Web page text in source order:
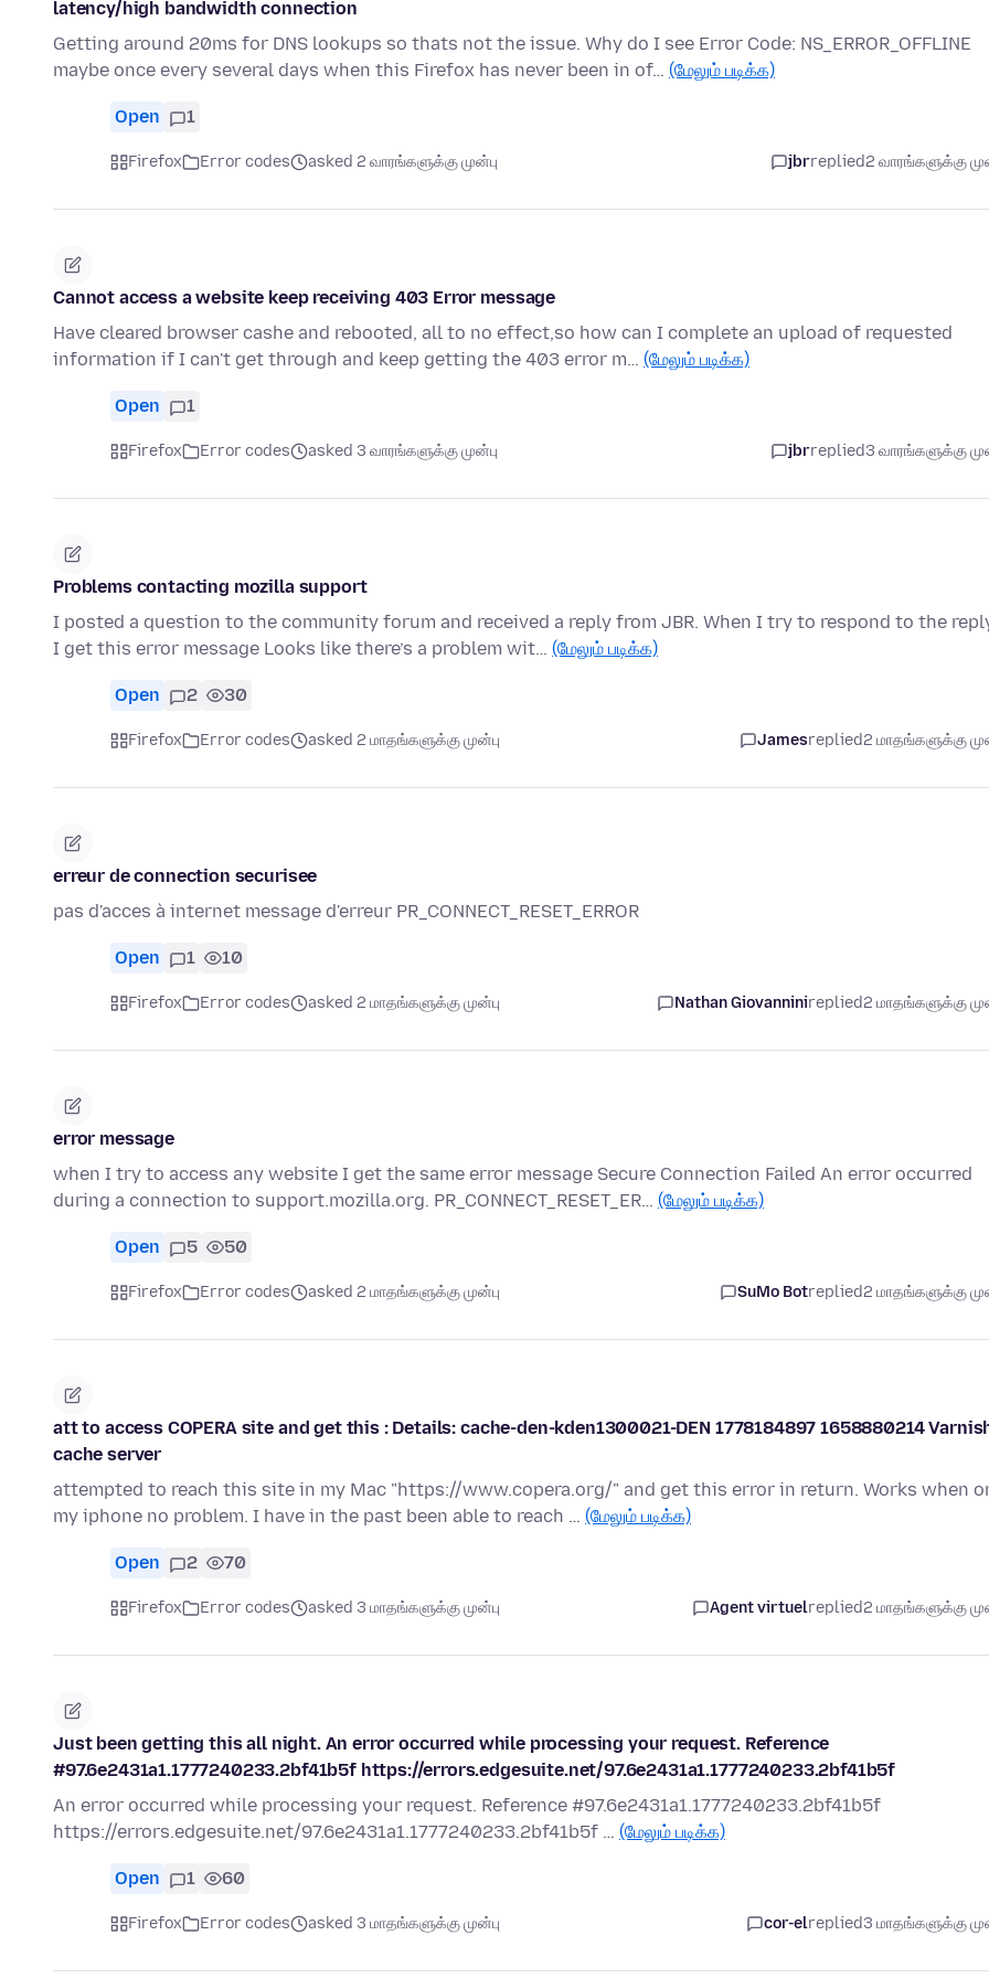
latency/high bandwidth connection
Getting around 20ms for DNS lookups so thats not the issue. Why do I see Error Code: NS_ERROR_OFFLINE
maybe once every several days when this Firefox has never been in of… (மேலும் படிக்க)
Open 1
Firefox Error codes asked 2 வாரங்களுக்கு முன்பு jbrreplied2 வாரங்களுக்கு
Cannot access a website keep receiving 403 Error message
Have cleared browser cashe and rebooted, all to no effect,so how can I complete an upload of requested
information if I can't get through and keep getting the 403 error m… (மேலும் படிக்க)
Open 1
Firefox Error codes asked 3 வாரங்களுக்கு முன்பு jbrreplied3 வாரங்களுக்கு
Problems contacting mozilla support
I posted a question to the community forum and received a reply from JBR. When I try to respond to the
I get this error message Looks like there’s a problem wit… (மேலும் படிக்க)
Open 2 30
Firefox Error codes asked 2 மாதங்களுக்கு முன்பு Jamesreplied2 மாதங்களுக்கு
erreur de connection securisee
pas d'acces à internet message d'erreur PR_CONNECT_RESET_ERROR
Open 1 10
Firefox Error codes asked 2 மாதங்களுக்கு முன்பு Nathan Giovanninireplied2 மாதங்களுக்கு
error message
when I try to access any website I get the same error message Secure Connection Failed An error occurred
during a connection to support.mozilla.org. PR_CONNECT_RESET_ER… (மேலும் படிக்க)
Open 5 50
Firefox Error codes asked 2 மாதங்களுக்கு முன்பு SuMo Botreplied2 மாதங்களுக்கு
att to access COPERA site and get this : Details: cache-den-kden1300021-DEN 1778184897 1658880214
cache server
attempted to reach this site in my Mac "https://www.copera.org/" and get this error in return. Works when
my iphone no problem. I have in the past been able to reach … (மேலும் படிக்க)
Open 2 70
Firefox Error codes asked 3 மாதங்களுக்கு முன்பு Agent virtuelreplied2 மாதங்களுக்கு
Just been getting this all night. An error occurred while processing your request. Reference
#97.6e2431a1.1777240233.2bf41b5f https://errors.edgesuite.net/97.6e2431a1.1777240233.2bf41b5f
An error occurred while processing your request. Reference #97.6e2431a1.1777240233.2bf41b5f
https://errors.edgesuite.net/97.6e2431a1.1777240233.2bf41b5f … (மேலும் படிக்க)
Open 1 60
Firefox Error codes asked 3 மாதங்களுக்கு முன்பு cor-elreplied3 மாதங்களுக்கு